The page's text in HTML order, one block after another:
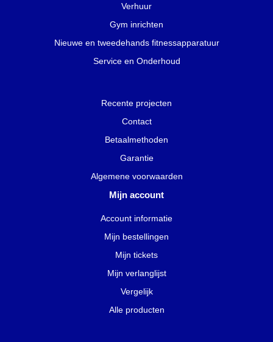
Verhuur
Gym inrichten
Nieuwe en tweedehands fitnessapparatuur
Service en Onderhoud
Recente projecten
Contact
Betaalmethoden
Garantie
Algemene voorwaarden
Mijn account
Account informatie
Mijn bestellingen
Mijn tickets
Mijn verlanglijst
Vergelijk
Alle producten